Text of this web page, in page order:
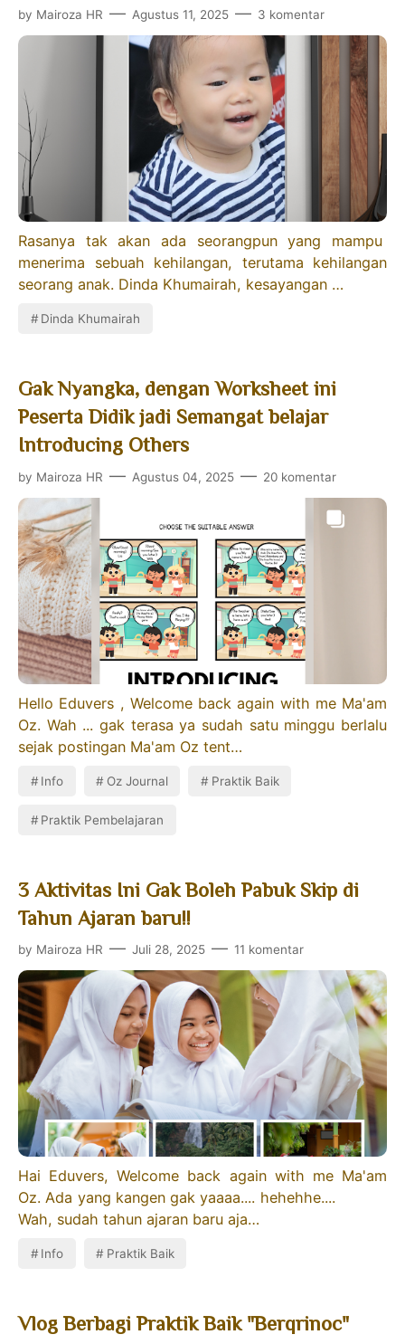
by Mairoza HR Agustus 11, 2025 3 komentar
Rasanya tak akan ada seorangpun yang mampu
menerima sebuah kehilangan, terutama kehilangan
seorang anak. Dinda Khumairah, kesayangan …
Dinda Khumairah
Gak Nyangka, dengan Worksheet ini
Peserta Didik jadi Semangat belajar
Introducing Others
by Mairoza HR Agustus 04, 2025 20 komentar
Hello Eduvers , Welcome back again with me Ma'am
Oz. Wah ... gak terasa ya sudah satu minggu berlalu
sejak postingan Ma'am Oz tent…
Info Oz Journal Praktik Baik
Praktik Pembelajaran
3 Aktivitas Ini Gak Boleh Pabuk Skip di
Tahun Ajaran baru!!
by Mairoza HR Juli 28, 2025 11 komentar
Hai Eduvers, Welcome back again with me Ma'am
Oz. Ada yang kangen gak yaaaa.... hehehhe....
Wah, sudah tahun ajaran baru aja…
Info Praktik Baik
Vlog Berbagi Praktik Baik "Berqrinoc"